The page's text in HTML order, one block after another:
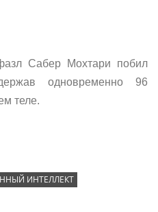
Сабер Мохтари побил
одновременно 96
теле.
ИНТЕЛЛЕКТ